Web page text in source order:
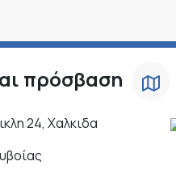
πρόσβαση
24, Χαλκιδα